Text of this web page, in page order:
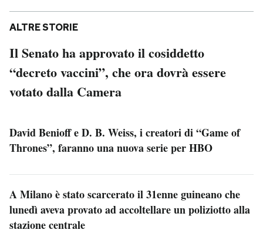
ALTRE STORIE
Il Senato ha approvato il cosiddetto
“decreto vaccini”, che ora dovrà essere
votato dalla Camera
David Benioff e D. B. Weiss, i creatori di “Game of
Thrones”, faranno una nuova serie per HBO
A Milano è stato scarcerato il 31enne guineano che
lunedì aveva provato ad accoltellare un poliziotto alla
stazione centrale